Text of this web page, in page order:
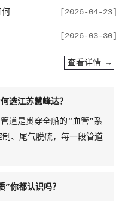
何 [2026-04-23]
[2026-03-30]
查看详情 →
选江苏慧峰达？
道是贯穿全船的“血管”系
、尾气脱硫，每一段管道
”你都认识吗？